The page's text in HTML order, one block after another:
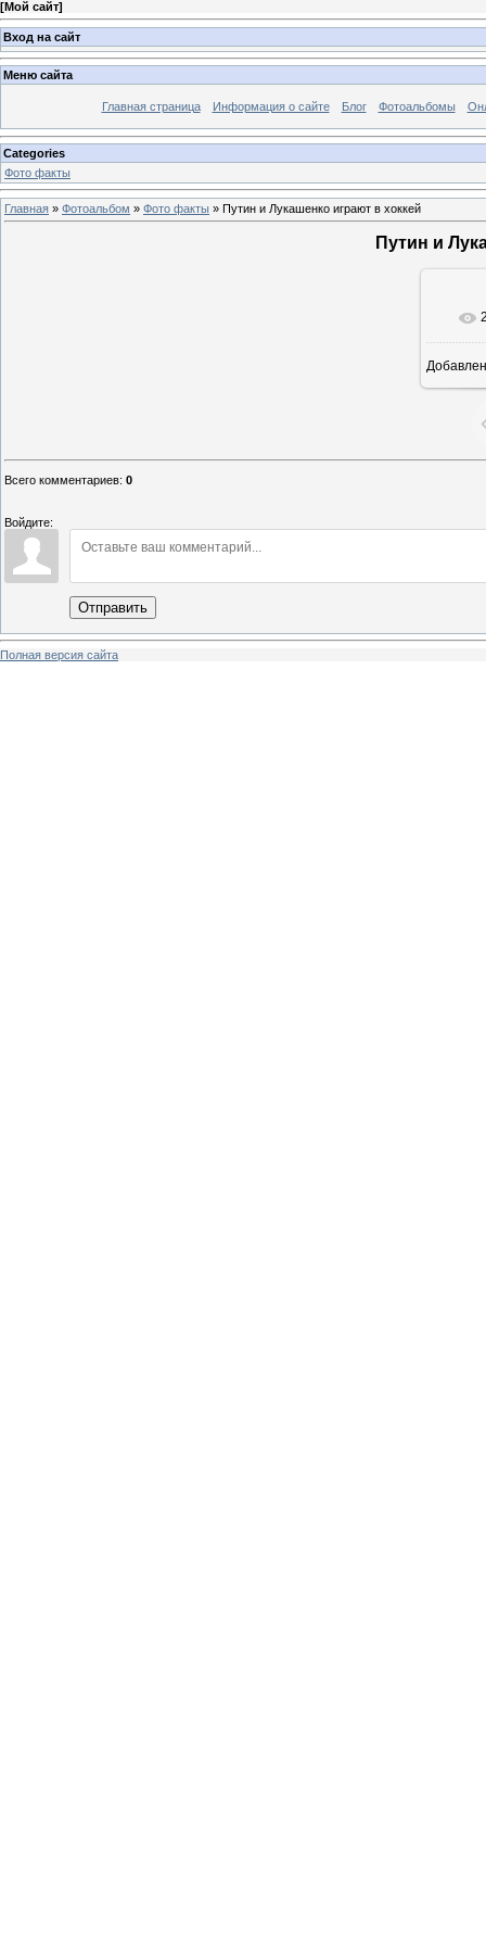
[Мой сайт]
Вход на сайт
Меню сайта
Главная страница Информация о сайте Блог Фотоальбомы
Categories
Фото факты
Главная » Фотоальбом » Фото факты » Путин и Лукашенко играют в хоккей
Путин и
Всего комментариев: 0
Войдите:
Отправить
Полная версия сайта